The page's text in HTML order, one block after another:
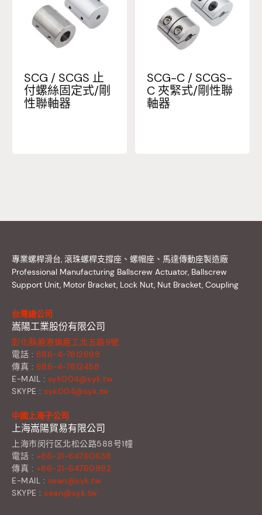
SCG / SCGS 止
付螺絲固定式/剛
性聯軸器
SCG-C / SCGS-
C 夾緊式/剛性聯
軸器
專業螺桿滑台, 滾珠螺桿支撐座、螺帽座、馬達傳動座製造廠
Professional Manufacturing Ballscrew Actuator, Ballscrew
Support Unit, Motor Bracket, Lock Nut, Nut Bracket, Coupling
台灣總公司
嵩陽工業股份有限公司
彰化縣鹿港鎮鹿工北五路9號
電話 : 886-4-7812698
傳真 : 886-4-7812458
E-MAIL : syk004@syk.tw
SKYPE : syk004@syk.tw
中國上海子公司
上海嵩陽貿易有限公司
上海市闵行区北松公路588号1幢
電話 : +86-21-64760638
傳真 : +86-21-64760992
E-MAIL : sean@syk.tw
SKYPE : sean@syk.tw